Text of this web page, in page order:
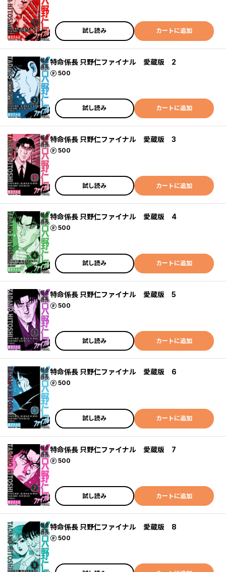
試し読み カートに追加
特命係長 只野仁ファイナル 愛蔵版 2
500
ポイント
試し読み カートに追加
特命係長 只野仁ファイナル 愛蔵版 3
500
ポイント
試し読み カートに追加
特命係長 只野仁ファイナル 愛蔵版 4
500
ポイント
試し読み カートに追加
特命係長 只野仁ファイナル 愛蔵版 5
500
ポイント
試し読み カートに追加
特命係長 只野仁ファイナル 愛蔵版 6
500
ポイント
試し読み カートに追加
特命係長 只野仁ファイナル 愛蔵版 7
500
ポイント
試し読み カートに追加
特命係長 只野仁ファイナル 愛蔵版 8
500
ポイント